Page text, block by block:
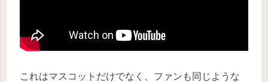
これはマスコットだけでなく、ファンも同じような